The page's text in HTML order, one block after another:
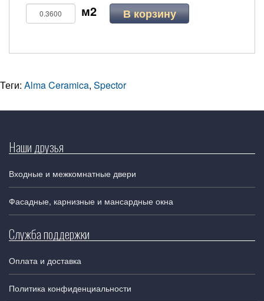
В корзину
Теги: Alma Ceramica, Spector
Наши друзья
Входные и межкомнатные двери
Фасадные, карнизные и мансардные окна
Служба поддержки
Оплата и доставка
Политика конфиденциальности